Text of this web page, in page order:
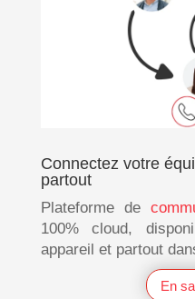
Connectez votre
partout
Plateforme de
100% cloud,
appareil et partout
En